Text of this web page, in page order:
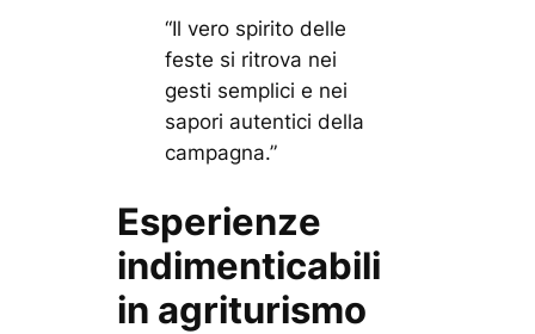
“Il vero spirito delle
feste si ritrova nei
gesti semplici e nei
sapori autentici della
campagna.”
Esperienze
indimenticabili
in agriturismo